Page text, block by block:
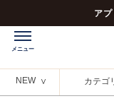
ア
NEW カテゴ